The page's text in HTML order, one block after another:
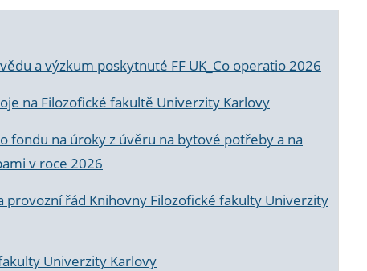
a výzkum poskytnuté FF UK_Co operatio 2026
na Filozofické fakultě Univerzity Karlovy
fondu na úroky z úvěru na bytové potřeby a na
v roce 2026
provozní řád Knihovny Filozofické fakulty Univerzity
Univerzity Karlovy